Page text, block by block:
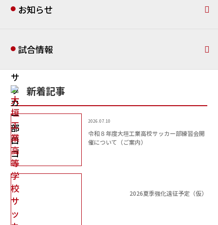
お知らせ
試合情報
新着記事
2026.07.10
令和８年度大垣工業高校サッカー部練習会開
催について（ご案内）
2026夏季強化遠征予定（仮）